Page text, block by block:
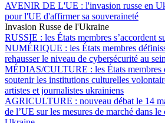
AVENIR DE L'UE : l'invasion russe en
pour l'UE d'affirmer sa souveraineté
Invasion Russe de l'Ukraine
RUSSIE : les États membres s’accordent
NUMÉRIQUE : les États membres
rehausser le niveau de cybersécurité au
MÉDIAS/CULTURE : les États
soutenir les institutions culturelles
artistes et journalistes ukrainiens
AGRICULTURE : nouveau débat le 14
de l’UE sur les mesures de marché dans